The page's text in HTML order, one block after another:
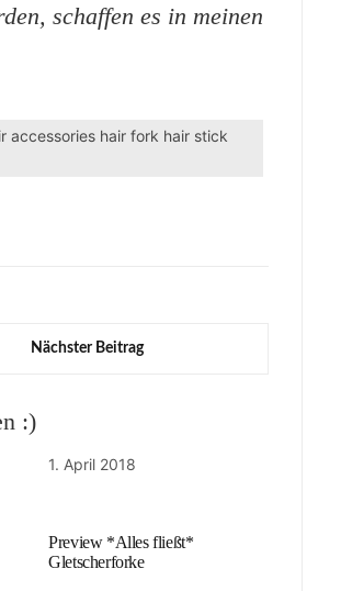
schaffen es in meinen
accessories hair fork hair stick
Nächster Beitrag
:)
1. April 2018
Preview *Alles fließt*
Gletscherforke